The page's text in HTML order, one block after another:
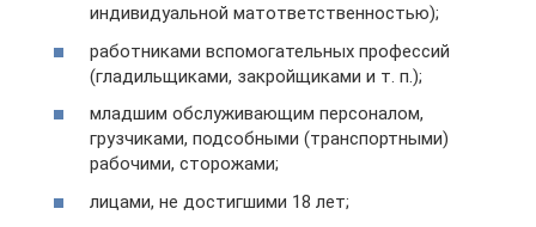
индивидуальной матответственностью);
работниками вспомогательных профессий
(гладильщиками, закройщиками и т. п.);
младшим обслуживающим персоналом,
грузчиками, подсобными (транспортными)
рабочими, сторожами;
лицами, не достигшими 18 лет;